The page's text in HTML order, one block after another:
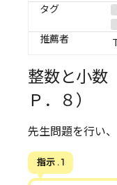
タグ
推薦者
整数と小
Ｐ．８）
先生問題を行い
指示 . 1